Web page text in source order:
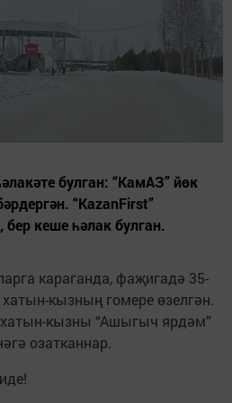
булган: “КамАЗ” йөк
“KazanFirst”
кеше һәлак булган.
караганда, фаҗигадә 35-
кызның гомере өзелгән.
кызны “Ашыгыч ярдәм”
озатканнар.